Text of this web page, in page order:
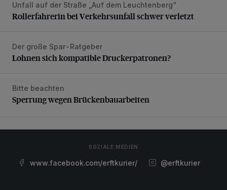
Rollerfahrerin bei Verkehrsunfall schwer verletzt
Unfall auf der Straße „Auf dem Leuchtenberg“
Rollerfahrerin bei Verkehrsunfall schwer verletzt
Lohnen sich kompatible Druckerpatronen?
Der große Spar-Ratgeber
Lohnen sich kompatible Druckerpatronen?
Sperrung wegen Brückenbauarbeiten
Bitte beachten
Sperrung wegen Brückenbauarbeiten
SOZIALE MEDIEN
www.facebook.com/erftkurier/ @erftkurier